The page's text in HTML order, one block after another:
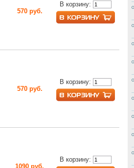
570 руб.
В корзину:
570 руб.
В корзину:
1090 руб.
В корзину: